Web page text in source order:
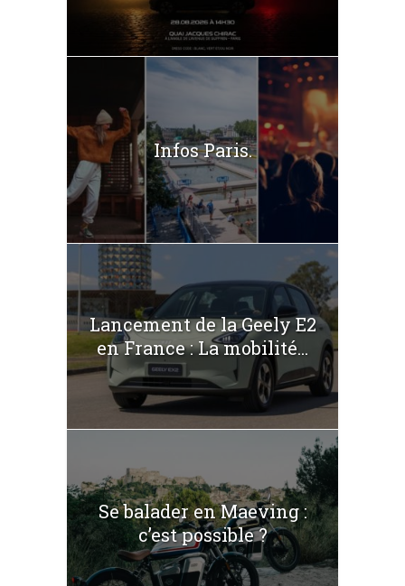
Infos Paris.
Lancement de la Geely E2
en France : La mobilité...
Se balader en Maeving :
c’est possible ?